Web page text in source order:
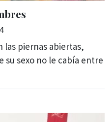
las piernas abiertas,
su sexo no le cabía entre